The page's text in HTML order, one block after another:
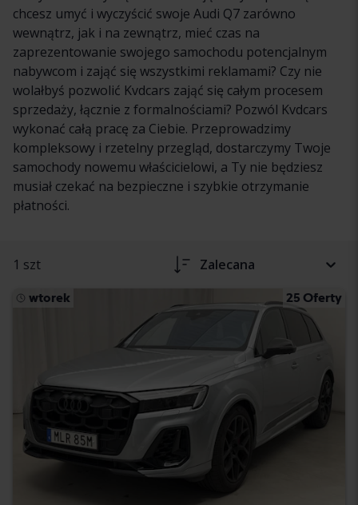
chcesz umyć i wyczyścić swoje Audi Q7 zarówno
wewnątrz, jak i na zewnątrz, mieć czas na
zaprezentowanie swojego samochodu potencjalnym
nabywcom i zająć się wszystkimi reklamami? Czy nie
wolałbyś pozwolić Kvdcars zająć się całym procesem
sprzedaży, łącznie z formalnościami? Pozwól Kvdcars
wykonać całą pracę za Ciebie. Przeprowadzimy
kompleksowy i rzetelny przegląd, dostarczymy Twoje
samochody nowemu właścicielowi, a Ty nie będziesz
musiał czekać na bezpieczne i szybkie otrzymanie
płatności.
1 szt Zalecana
wtorek 25 Oferty